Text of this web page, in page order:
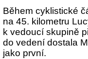
Během cyklistické
na 45. kilometru
k vedoucí skupině
do vedení dostala
jako první.